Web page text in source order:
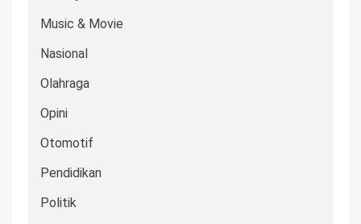
Music & Movie
Nasional
Olahraga
Opini
Otomotif
Pendidikan
Politik